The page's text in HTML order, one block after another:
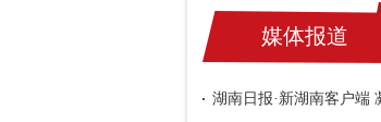
媒体报道
湖南日报·新湖南客户